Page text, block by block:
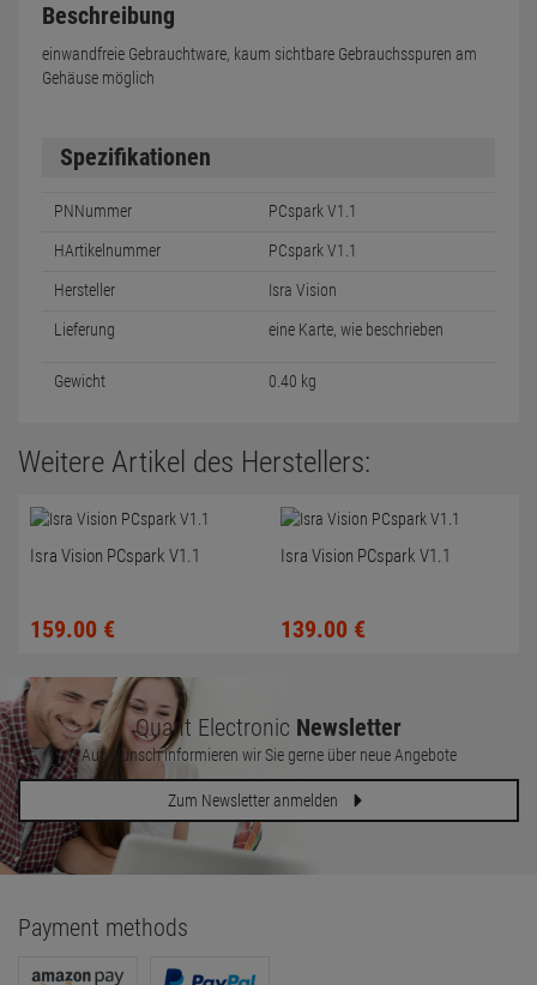
Beschreibung
einwandfreie Gebrauchtware, kaum sichtbare Gebrauchsspuren am
Gehäuse möglich
Spezifikationen
PNNummer PCspark V1.1
HArtikelnummer PCspark V1.1
Hersteller Isra Vision
Lieferung eine Karte, wie beschrieben
Gewicht 0.40 kg
Weitere Artikel des Herstellers:
Isra Vision PCspark V1.1
159.00 €
Isra Vision PCspark V1.1
139.00 €
Quant Electronic Newsletter
Auf Wunsch informieren wir Sie gerne über neue Angebote
Zum Newsletter anmelden
Payment methods